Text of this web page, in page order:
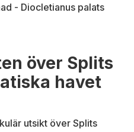
över Splits
havet
utsikt över Splits